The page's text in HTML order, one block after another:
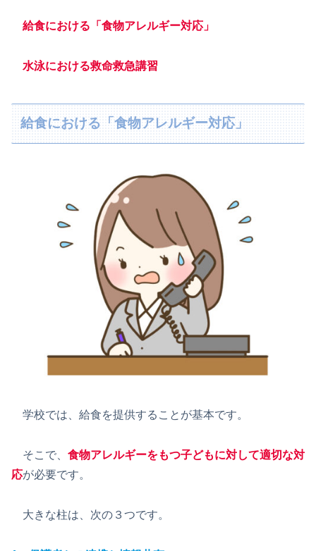
給食における「食物アレルギー対応」
水泳における救命救急講習
給食における「食物アレルギー対応」
学校では、給食を提供することが基本です。
そこで、 食物アレルギーをもつ子どもに対して適切な対
応が必要です。
大きな柱は、次の３つです。